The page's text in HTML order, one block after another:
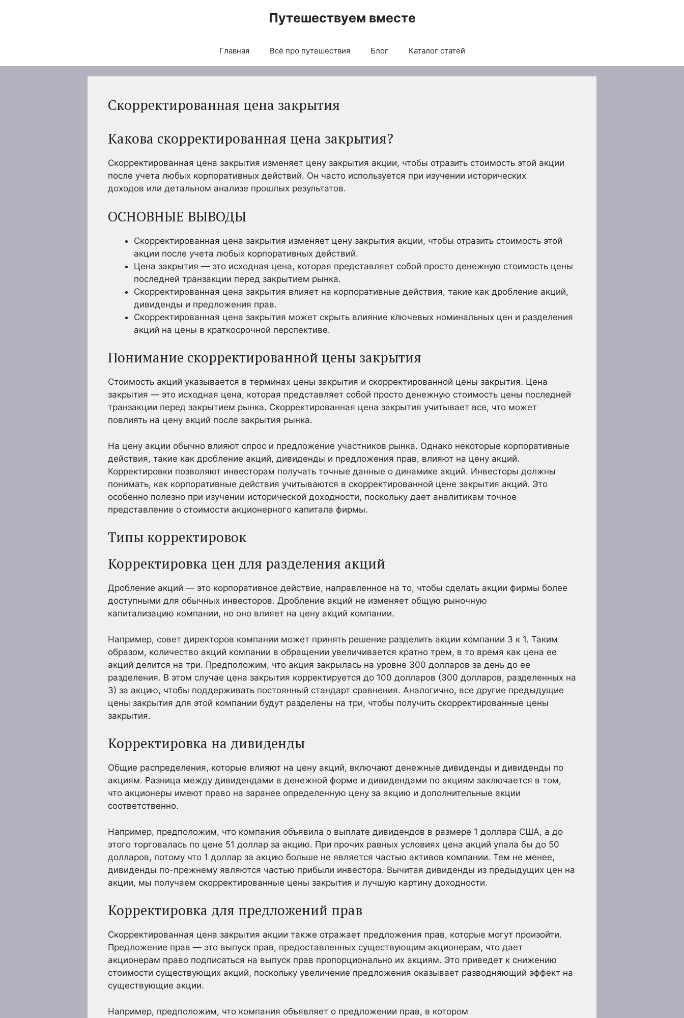
Путешествуем вместе
Главная Всё про путешествия Блог Каталог статей
Скорректированная цена закрытия
Какова скорректированная цена закрытия?
Скорректированная цена закрытия изменяет цену закрытия акции, чтобы отразить стоимость этой акции
после учета любых корпоративных действий. Он часто используется при изучении исторических
доходов или детальном анализе прошлых результатов.
ОСНОВНЫЕ ВЫВОДЫ
Скорректированная цена закрытия изменяет цену закрытия акции, чтобы отразить стоимость этой
акции после учета любых корпоративных действий.
Цена закрытия — это исходная цена, которая представляет собой просто денежную стоимость цены
последней транзакции перед закрытием рынка.
Скорректированная цена закрытия влияет на корпоративные действия, такие как дробление акций,
дивиденды и предложения прав.
Скорректированная цена закрытия может скрыть влияние ключевых номинальных цен и разделения
акций на цены в краткосрочной перспективе.
Понимание скорректированной цены закрытия
Стоимость акций указывается в терминах цены закрытия и скорректированной цены закрытия. Цена
закрытия — это исходная цена, которая представляет собой просто денежную стоимость цены последней
транзакции перед закрытием рынка. Скорректированная цена закрытия учитывает все, что может
повлиять на цену акций после закрытия рынка.
На цену акции обычно влияют спрос и предложение участников рынка. Однако некоторые корпоративные
действия, такие как дробление акций, дивиденды и предложения прав, влияют на цену акций.
Корректировки позволяют инвесторам получать точные данные о динамике акций. Инвесторы должны
понимать, как корпоративные действия учитываются в скорректированной цене закрытия акций. Это
особенно полезно при изучении исторической доходности, поскольку дает аналитикам точное
представление о стоимости акционерного капитала фирмы.
Типы корректировок
Корректировка цен для разделения акций
Дробление акций — это корпоративное действие, направленное на то, чтобы сделать акции фирмы более
доступными для обычных инвесторов. Дробление акций не изменяет общую рыночную
капитализацию компании, но оно влияет на цену акций компании.
Например, совет директоров компании может принять решение разделить акции компании 3 к 1. Таким
образом, количество акций компании в обращении увеличивается кратно трем, в то время как цена ее
акций делится на три. Предположим, что акция закрылась на уровне 300 долларов за день до ее
разделения. В этом случае цена закрытия корректируется до 100 долларов (300 долларов, разделенных на
3) за акцию, чтобы поддерживать постоянный стандарт сравнения. Аналогично, все другие предыдущие
цены закрытия для этой компании будут разделены на три, чтобы получить скорректированные цены
закрытия.
Корректировка на дивиденды
Общие распределения, которые влияют на цену акций, включают денежные дивиденды и дивиденды по
акциям. Разница между дивидендами в денежной форме и дивидендами по акциям заключается в том,
что акционеры имеют право на заранее определенную цену за акцию и дополнительные акции
соответственно.
Например, предположим, что компания объявила о выплате дивидендов в размере 1 доллара США, а до
этого торговалась по цене 51 доллар за акцию. При прочих равных условиях цена акций упала бы до 50
долларов, потому что 1 доллар за акцию больше не является частью активов компании. Тем не менее,
дивиденды по-прежнему являются частью прибыли инвестора. Вычитая дивиденды из предыдущих цен на
акции, мы получаем скорректированные цены закрытия и лучшую картину доходности.
Корректировка для предложений прав
Скорректированная цена закрытия акции также отражает предложения прав, которые могут произойти.
Предложение прав — это выпуск прав, предоставленных существующим акционерам, что дает
акционерам право подписаться на выпуск прав пропорционально их акциям. Это приведет к снижению
стоимости существующих акций, поскольку увеличение предложения оказывает разводняющий эффект на
существующие акции.
Например, предположим, что компания объявляет о предложении прав, в котором